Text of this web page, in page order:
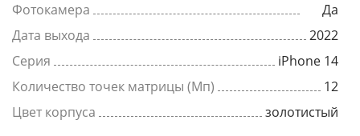
Фотокамера
Да
Дата выхода
2022
Серия
iPhone 14
Количество точек матрицы (Мп)
12
Цвет корпуса
золотистый